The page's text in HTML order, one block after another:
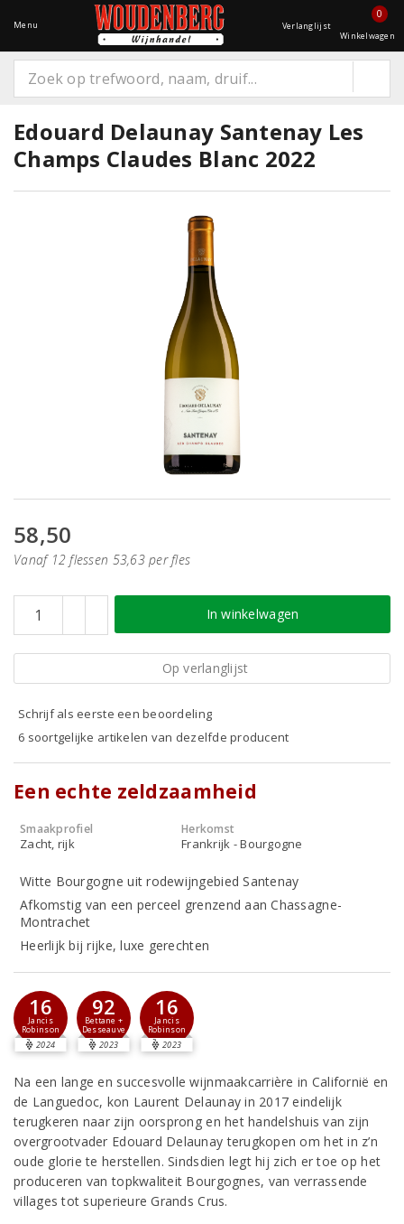
Menu Verlanglijst
0
Winkelwagen
Edouard Delaunay Santenay Les
Champs Claudes Blanc 2022
58,50
Vanaf 12 flessen 53,63 per fles
In winkelwagen
Op verlanglijst
Schrijf als eerste een beoordeling
6 soortgelijke artikelen van dezelfde producent
Een echte zeldzaamheid
Smaakprofiel
Zacht, rijk
Herkomst
Frankrijk - Bourgogne
Witte Bourgogne uit rodewijngebied Santenay
Afkomstig van een perceel grenzend aan Chassagne-
Montrachet
Heerlijk bij rijke, luxe gerechten
16
Jancis
Robinson
2024
92
Bettane +
Desseauve
2023
16
Jancis
Robinson
2023
Na een lange en succesvolle wijnmaakcarrière in Californië en
de Languedoc, kon Laurent Delaunay in 2017 eindelijk
terugkeren naar zijn oorsprong en het handelshuis van zijn
overgrootvader Edouard Delaunay terugkopen om het in z’n
oude glorie te herstellen. Sindsdien legt hij zich er toe op het
produceren van topkwaliteit Bourgognes, van verrassende
villages tot superieure Grands Crus.